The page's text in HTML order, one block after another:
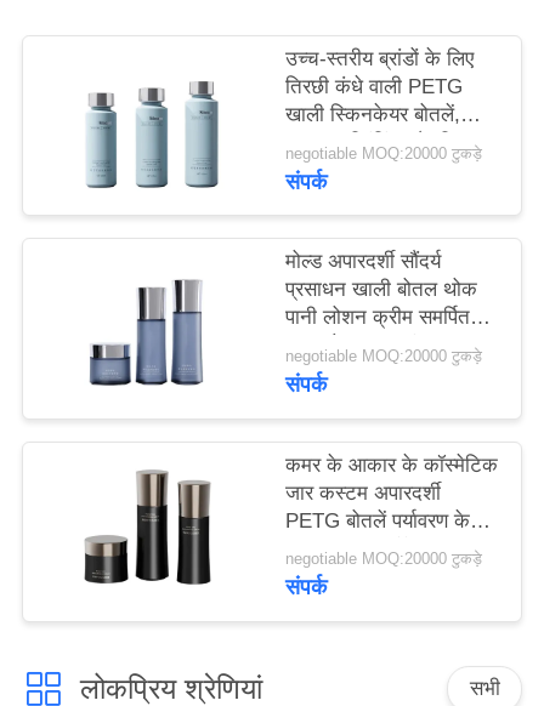
का
साइटमैप
PRIVACY
उच्च-स्तरीय ब्रांडों के लिए
तिरछी कंधे वाली PETG
खाली स्किनकेयर बोतलें,
CMYK प्रिंटिंग और ट्रिपल
सील संरचना के साथ,
negotiable MOQ:20000 टुकड़े
संपर्क
मोल्ड अपारदर्शी सौंदर्य
प्रसाधन खाली बोतल थोक
पानी लोशन क्रीम समर्पित
कमर बोतल 20 दांत
अनुकूलित
negotiable MOQ:20000 टुकड़े
संपर्क
कमर के आकार के कॉस्मेटिक
जार कस्टम अपारदर्शी
PETG बोतलें पर्यावरण के
अनुकूल क्रीम पैकेजिंग
negotiable MOQ:20000 टुकड़े
संपर्क
लोकप्रिय श्रेणियां सभी